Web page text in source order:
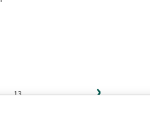
13 … ›